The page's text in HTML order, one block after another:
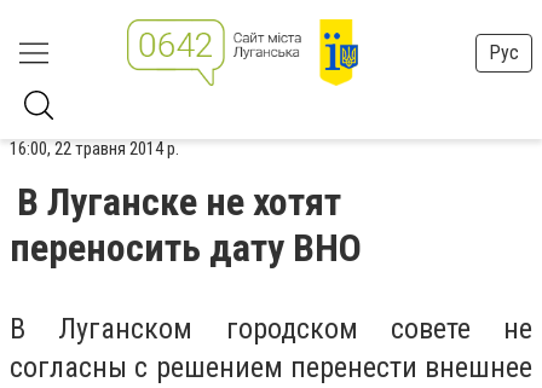
Рус
16:00, 22 травня 2014 р.
В Луганске не хотят
переносить дату ВНО
В Луганском городском совете не
согласны с решением перенести внешнее